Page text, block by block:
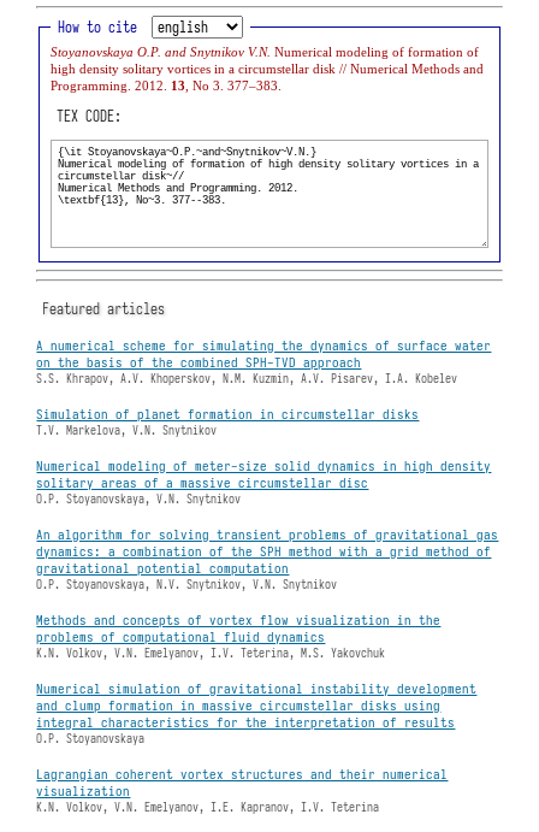
How to cite
Stoyanovskaya O.P. and Snytnikov V.N.Numerical modeling of formation of
high density solitary vortices in a circumstellar disk // Numerical Methods and
Programming. 2012. 13, No 3. 377–383.
TEX CODE:
Featured articles
A numerical scheme for simulating the dynamics of surface water
on the basis of the combined SPH-TVD approach
S.S. Khrapov, A.V. Khoperskov, N.M. Kuzmin, A.V. Pisarev, I.A. Kobelev
Simulation of planet formation in circumstellar disks
T.V. Markelova, V.N. Snytnikov
Numerical modeling of meter-size solid dynamics in high density
solitary areas of a massive circumstellar disc
O.P. Stoyanovskaya, V.N. Snytnikov
An algorithm for solving transient problems of gravitational gas
dynamics: a combination of the SPH method with a grid method of
gravitational potential computation
O.P. Stoyanovskaya, N.V. Snytnikov, V.N. Snytnikov
Methods and concepts of vortex flow visualization in the
problems of computational fluid dynamics
K.N. Volkov, V.N. Emelyanov, I.V. Teterina, M.S. Yakovchuk
Numerical simulation of gravitational instability development
and clump formation in massive circumstellar disks using
integral characteristics for the interpretation of results
O.P. Stoyanovskaya
Lagrangian coherent vortex structures and their numerical
visualization
K.N. Volkov, V.N. Emelyanov, I.E. Kapranov, I.V. Teterina